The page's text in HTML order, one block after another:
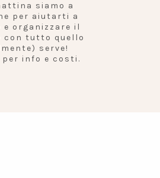
siamo a
per aiutarti a
e organizzare il
con tutto quello
serve!
info e costi.